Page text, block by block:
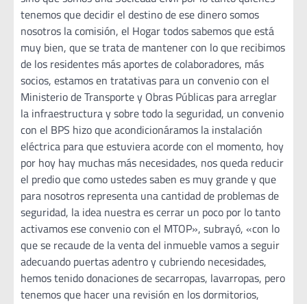
tenemos que decidir el destino de ese dinero somos
nosotros la comisión, el Hogar todos sabemos que está
muy bien, que se trata de mantener con lo que recibimos
de los residentes más aportes de colaboradores, más
socios, estamos en tratativas para un convenio con el
Ministerio de Transporte y Obras Públicas para arreglar
la infraestructura y sobre todo la seguridad, un convenio
con el BPS hizo que acondicionáramos la instalación
eléctrica para que estuviera acorde con el momento, hoy
por hoy hay muchas más necesidades, nos queda reducir
el predio que como ustedes saben es muy grande y que
para nosotros representa una cantidad de problemas de
seguridad, la idea nuestra es cerrar un poco por lo tanto
activamos ese convenio con el MTOP», subrayó, «con lo
que se recaude de la venta del inmueble vamos a seguir
adecuando puertas adentro y cubriendo necesidades,
hemos tenido donaciones de secarropas, lavarropas, pero
tenemos que hacer una revisión en los dormitorios,